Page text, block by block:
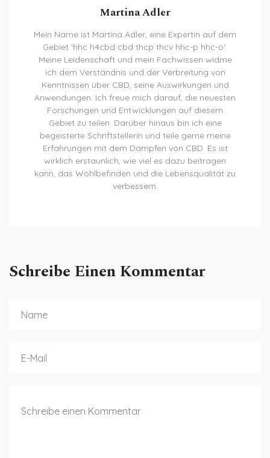
Martina Adler
Mein Name ist Martina Adler, eine Expertin auf dem
Gebiet 'hhc h4cbd cbd thcp thcv hhc-p hhc-o'.
Meine Leidenschaft und mein Fachwissen widme
ich dem Verständnis und der Verbreitung von
Kenntnissen über CBD, seine Auswirkungen und
Anwendungen. Ich freue mich darauf, die neuesten
Forschungen und Entwicklungen auf diesem
Gebiet zu teilen. Darüber hinaus bin ich eine
begeisterte Schriftstellerin und teile gerne meine
Erfahrungen mit dem Dampfen von CBD. Es ist
wirklich erstaunlich, wie viel es dazu beitragen
kann, das Wohlbefinden und die Lebensqualität zu
verbessern.
Schreibe Einen Kommentar